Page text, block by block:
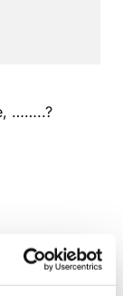
……..?